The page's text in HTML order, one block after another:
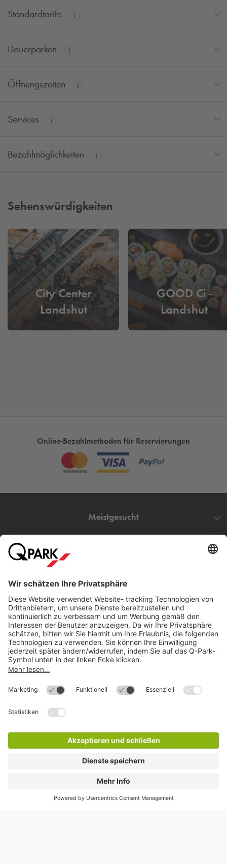
Standardtarife
Dauerparken
Öffnungszeiten
Services
Bezahlmöglichkeiten
Sehenswürdigkeiten
City Center
Landshut
GOOD Ci -
Landshut
Online-Bezahlmethoden für Reservierungen
Meistgesucht
Hilfe
Direkt zum
Download
Cookie Informationen
©Q-ParkDeutschland (2018)
AGB
Datenschutzerklärung
Impressum